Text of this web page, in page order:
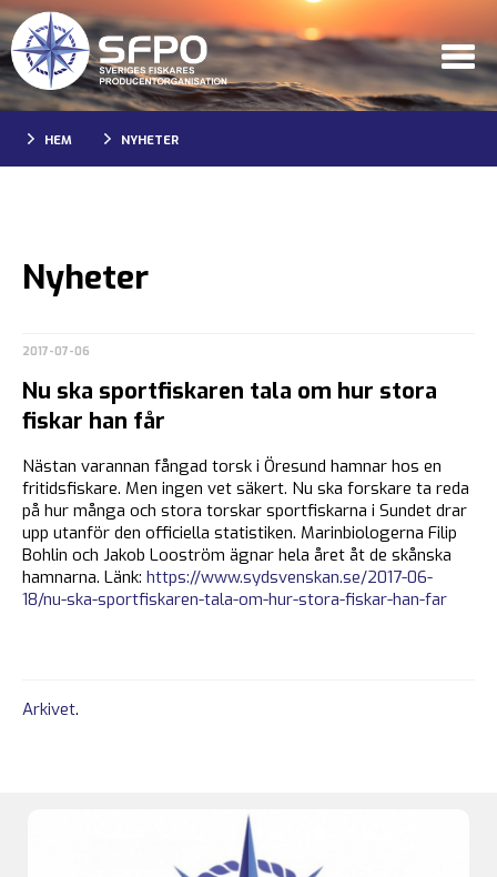
HEM NYHETER
Nyheter
2017-07-06
Nu ska sportfiskaren tala om hur stora
fiskar han får
Nästan varannan fångad torsk i Öresund hamnar hos en
fritidsfiskare. Men ingen vet säkert. Nu ska forskare ta reda
på hur många och stora torskar sportfiskarna i Sundet drar
upp utanför den officiella statistiken. Marinbiologerna Filip
Bohlin och Jakob Looström ägnar hela året åt de skånska
hamnarna. Länk: https://www.sydsvenskan.se/2017-06-
18/nu-ska-sportfiskaren-tala-om-hur-stora-fiskar-han-far
Arkivet.